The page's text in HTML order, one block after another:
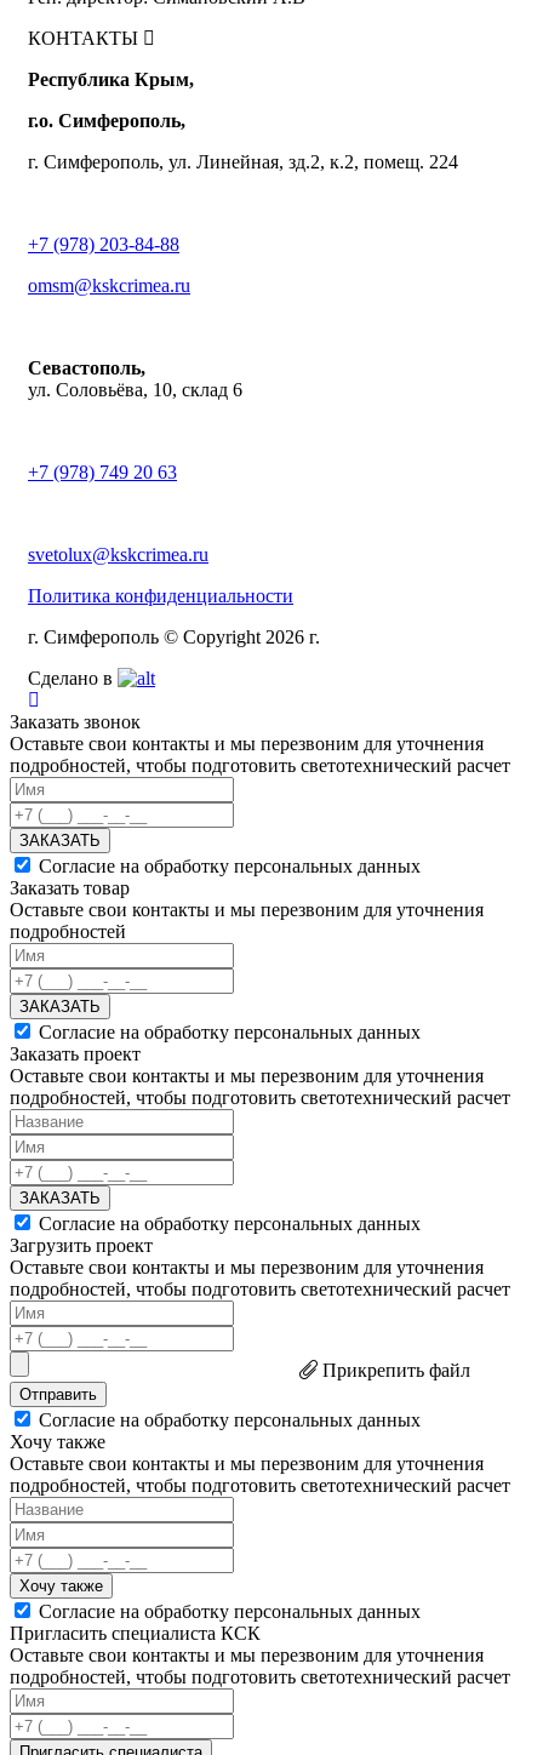
КОНТАКТЫ
Республика Крым,
г.о. Симферополь,
г. Симферополь, ул. Линейная, зд.2, к.2, помещ. 224
+7 (978) 203-84-88
omsm@kskcrimea.ru
Севастополь,
ул. Соловьёва, 10, склад 6
+7 (978) 749 20 63
svetolux@kskcrimea.ru
Политика конфиденциальности
г. Симферополь © Copyright 2026 г.
Сделано в
Заказать звонок
Оставьте свои контакты и мы перезвоним для уточнения
подробностей, чтобы подготовить светотехнический расчет
ЗАКАЗАТЬ
Согласие на обработку персональных данных
Заказать товар
Оставьте свои контакты и мы перезвоним для уточнения
подробностей
ЗАКАЗАТЬ
Согласие на обработку персональных данных
Заказать проект
Оставьте свои контакты и мы перезвоним для уточнения
подробностей, чтобы подготовить светотехнический расчет
ЗАКАЗАТЬ
Согласие на обработку персональных данных
Загрузить проект
Оставьте свои контакты и мы перезвоним для уточнения
подробностей, чтобы подготовить светотехнический расчет
Прикрепить файл
Отправить
Согласие на обработку персональных данных
Хочу также
Оставьте свои контакты и мы перезвоним для уточнения
подробностей, чтобы подготовить светотехнический расчет
Хочу также
Согласие на обработку персональных данных
Пригласить специалиста КСК
Оставьте свои контакты и мы перезвоним для уточнения
подробностей, чтобы подготовить светотехнический расчет